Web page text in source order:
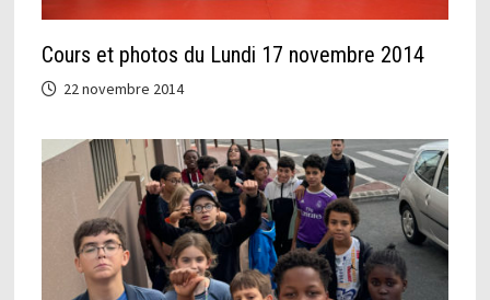
Cours et photos du Lundi 17 novembre 2014
22 novembre 2014